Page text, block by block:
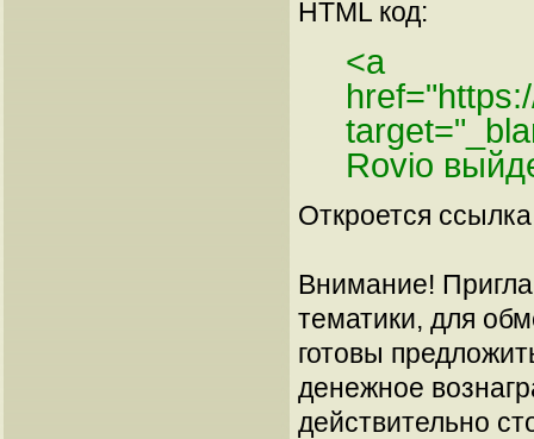
HTML код:
<a
Rovio
Откроется
Внимание!
тематики, для
готовы
денежное
действительно